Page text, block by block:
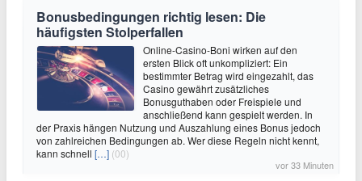
Bonusbedingungen richtig lesen: Die
häufigsten Stolperfallen
Online-Casino-Boni wirken auf den
ersten Blick oft unkompliziert: Ein
bestimmter Betrag wird eingezahlt, das
Casino gewährt zusätzliches
Bonusguthaben oder Freispiele und
anschließend kann gespielt werden. In
der Praxis hängen Nutzung und Auszahlung eines Bonus jedoch
von zahlreichen Bedingungen ab. Wer diese Regeln nicht kennt,
kann schnell […] (00)
vor 33 Minuten